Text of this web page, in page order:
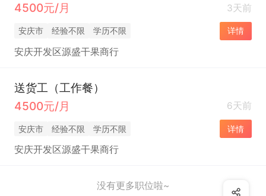
4500元/月
3天前
安庆市 经验不限 学历不限 详情
安庆开发区源盛干果商行
送货工（工作餐）
4500元/月
6天前
安庆市 经验不限 学历不限 详情
安庆开发区源盛干果商行
没有更多职位啦~